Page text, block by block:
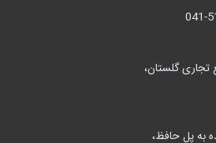
041-
تجاری گلستان،
به پل حافظ،